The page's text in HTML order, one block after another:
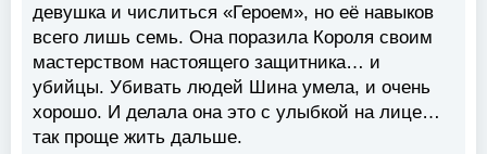
девушка и числиться «Героем», но её навыков
всего лишь семь. Она поразила Короля своим
мастерством настоящего защитника… и
убийцы. Убивать людей Шина умела, и очень
хорошо. И делала она это с улыбкой на лице…
так проще жить дальше.